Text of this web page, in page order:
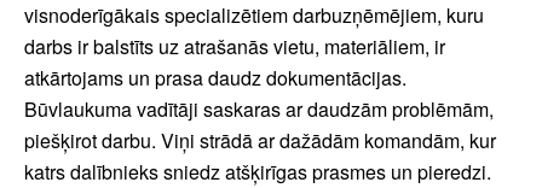
visnoderīgākais specializētiem darbuzņēmējiem, kuru
darbs ir balstīts uz atrašanās vietu, materiāliem, ir
atkārtojams un prasa daudz dokumentācijas.
Būvlaukuma vadītāji saskaras ar daudzām problēmām,
piešķirot darbu. Viņi strādā ar dažādām komandām, kur
katrs dalībnieks sniedz atšķirīgas prasmes un pieredzi.